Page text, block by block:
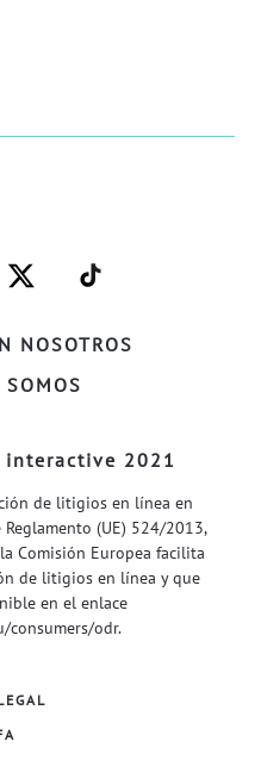
NOSOTROS
–
TWITTER–
–
WELIFE–
interactive 2021
de litigios en línea en
(UE) 524/2013,
Comisión Europea facilita
de litigios en línea y que
en el enlace
consumers/odr.